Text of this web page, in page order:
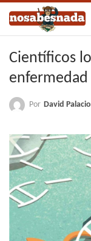
Científicos
Por David Palacio